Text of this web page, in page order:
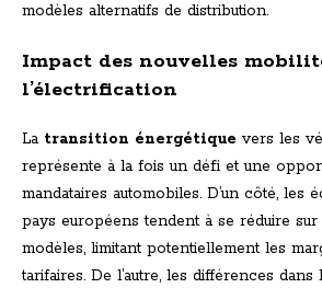
modèles alternatifs de distribution.
Impact des nouvelles
l’électrification
La transition énergétique vers les
représente à la fois un défi et une
mandataires automobiles. D’un côté, les
pays européens tendent à se réduire
modèles, limitant potentiellement les
tarifaires. De l’autre, les différences dans